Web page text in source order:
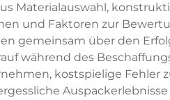
Materialauswahl,
und Faktoren zur
gemeinsam über den
während des
kostspielige Fehler